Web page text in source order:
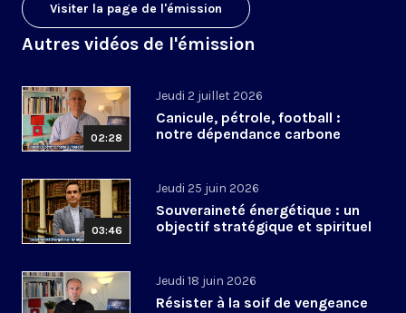
Visiter la page de l'émission
Autres vidéos de l'émission
02:28
Jeudi 2 juillet 2026
Canicule, pétrole, football :
notre dépendance carbone
03:46
Jeudi 25 juin 2026
Souveraineté énergétique : un
objectif stratégique et spirituel
Jeudi 18 juin 2026
Résister à la soif de vengeance